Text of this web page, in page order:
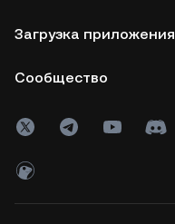
Загрузка приложения
Сообщество